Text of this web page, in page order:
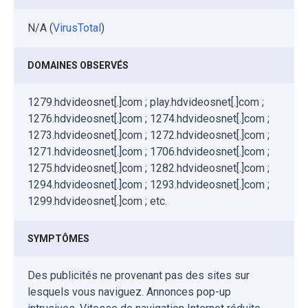
N/A (VirusTotal)
DOMAINES OBSERVÉS
1279.hdvideosnet[.]com ; play.hdvideosnet[.]com ;
1276.hdvideosnet[.]com ; 1274.hdvideosnet[.]com ;
1273.hdvideosnet[.]com ; 1272.hdvideosnet[.]com ;
1271.hdvideosnet[.]com ; 1706.hdvideosnet[.]com ;
1275.hdvideosnet[.]com ; 1282.hdvideosnet[.]com ;
1294.hdvideosnet[.]com ; 1293.hdvideosnet[.]com ;
1299.hdvideosnet[.]com ; etc.
SYMPTÔMES
Des publicités ne provenant pas des sites sur
lesquels vous naviguez. Annonces pop-up